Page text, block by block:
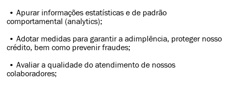
• Apurar informações estatísticas e de padrão
comportamental (analytics);
• Adotar medidas para garantir a adimplência, proteger nosso
crédito, bem como prevenir fraudes;
• Avaliar a qualidade do atendimento de nossos
colaboradores;